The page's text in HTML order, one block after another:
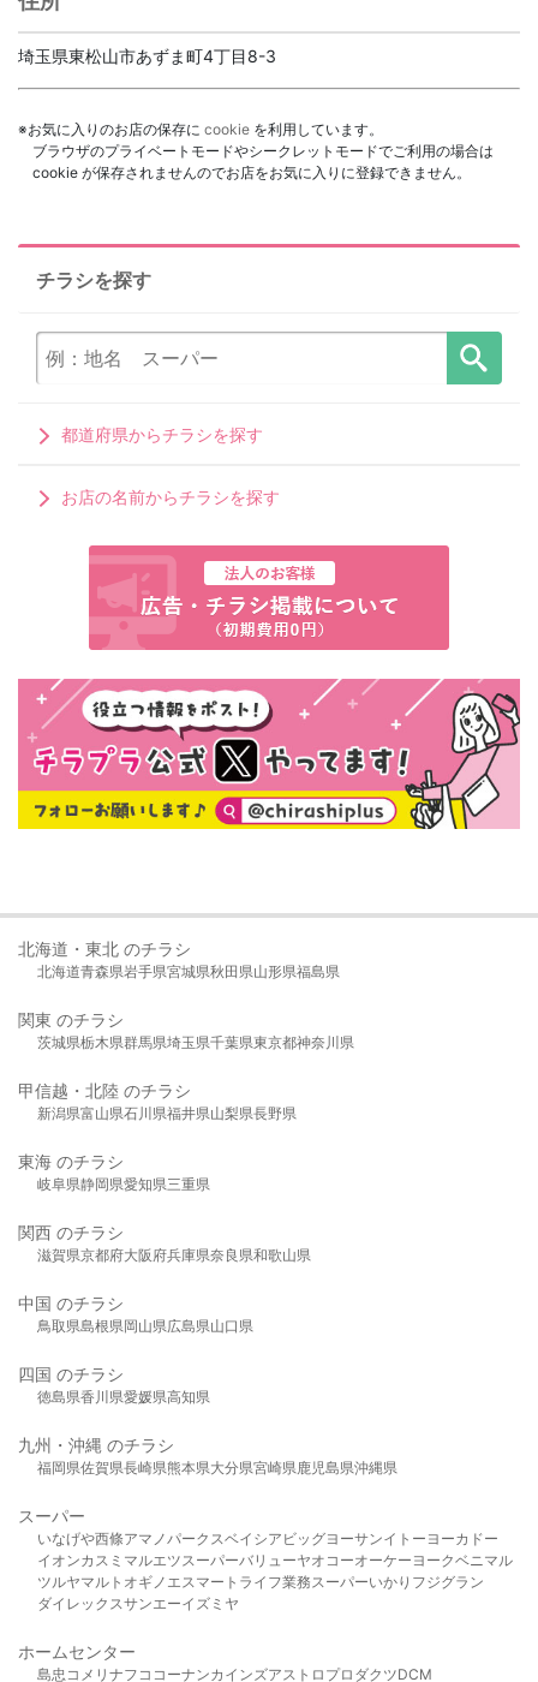
埼玉県東松山市あずま町4丁目8-3
※お気に入りのお店の保存に cookie を利用しています。
ブラウザのプライベートモードやシークレットモードでご利用の場合は
cookie が保存されませんのでお店をお気に入りに登録できません。
チラシを探す
都道府県からチラシを探す
お店の名前からチラシを探す
北海道・東北 のチラシ
北海道青森県岩手県宮城県秋田県山形県福島県
関東 のチラシ
茨城県栃木県群馬県埼玉県千葉県東京都神奈川県
甲信越・北陸 のチラシ
新潟県富山県石川県福井県山梨県長野県
東海 のチラシ
岐阜県静岡県愛知県三重県
関西 のチラシ
滋賀県京都府大阪府兵庫県奈良県和歌山県
中国 のチラシ
鳥取県島根県岡山県広島県山口県
四国 のチラシ
徳島県香川県愛媛県高知県
九州・沖縄 のチラシ
福岡県佐賀県長崎県熊本県大分県宮崎県鹿児島県沖縄県
スーパー
いなげや西條アマノパークスベイシア ビッグヨーサンイトーヨーカドー
イオンカスミ マルエツスーパーバリューヤオコーオーケー ヨークベニマル
ツルヤマルト オギノ エスマート ライフ業務スーパーいかり フジグラン
ダイレックスサンエーイズミヤ
ホームセンター
島忠 コメリ ナフコ コーナンカインズアストロプロダクツDCM